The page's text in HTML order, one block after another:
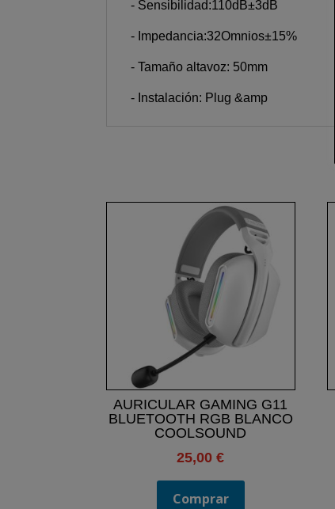
- Sensibilidad:110dB±3dB
- Impedancia:32Omnios±15%
- Tamaño altavoz: 50mm
- Instalación: Plug &amp
AURICULAR GAMING G11
BLUETOOTH RGB BLANCO
COOLSOUND
25,00€
Comprar